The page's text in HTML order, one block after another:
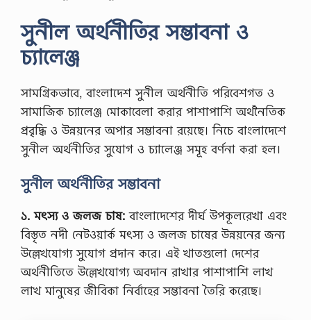
সুনীল অর্থনীতির সম্ভাবনা ও
চ্যালেঞ্জ
সামগ্রিকভাবে, বাংলাদেশ সুনীল অর্থনীতি পরিবেশগত ও
সামাজিক চ্যালেঞ্জ মোকাবেলা করার পাশাপাশি অর্থনৈতিক
প্রবৃদ্ধি ও উন্নয়নের অপার সম্ভাবনা রয়েছে। নিচে বাংলাদেশে
সুনীল অর্থনীতির সুযোগ ও চ্যালেঞ্জ সমূহ বর্ণনা করা হল।
সুনীল অর্থনীতির সম্ভাবনা
১. মৎস্য ও জলজ চাষ: বাংলাদেশের দীর্ঘ উপকূলরেখা এবং
বিস্তৃত নদী নেটওয়ার্ক মৎস্য ও জলজ চাষের উন্নয়নের জন্য
উল্লেখযোগ্য সুযোগ প্রদান করে। এই খাতগুলো দেশের
অর্থনীতিতে উল্লেখযোগ্য অবদান রাখার পাশাপাশি লাখ
লাখ মানুষের জীবিকা নির্বাহের সম্ভাবনা তৈরি করেছে।